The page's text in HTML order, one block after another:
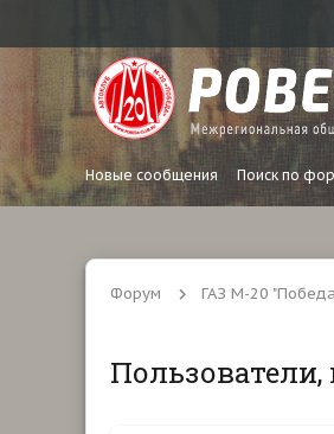
Новые сообщения Поиск по
Форум ГАЗ М-20
Пользователи,